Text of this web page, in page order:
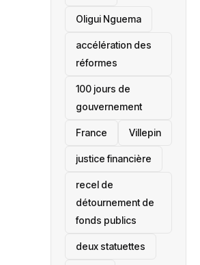
Oligui Nguema
accélération des
réformes
100 jours de
gouvernement
France Villepin
justice financière
recel de
détournement de
fonds publics
deux statuettes